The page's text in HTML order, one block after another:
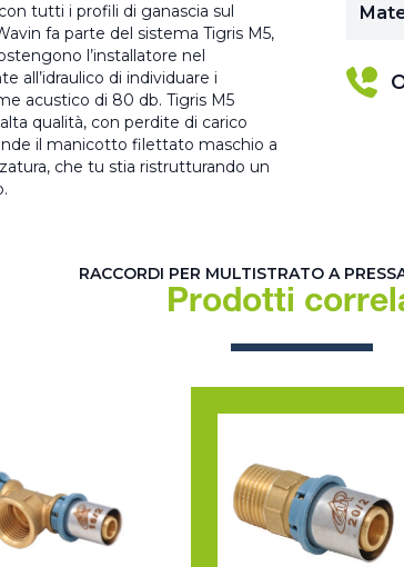
tutti i profili di ganascia sul
fa parte del sistema Tigris M5,
l’installatore nel
all’idraulico di individuare i
acustico di 80 db. Tigris M5
qualità, con perdite di carico
il manicotto filettato maschio a
che tu stia ristrutturando un
RACCORDI PER MULTISTRATO A
Prodotti